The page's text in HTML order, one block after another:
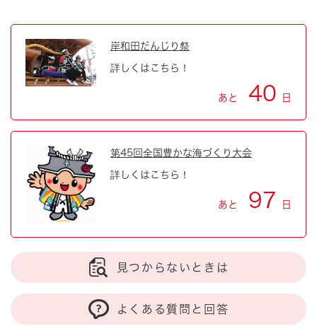
岸和田だんじり祭
詳しくはこちら！
あと 40 日
第45回全国豊かな海づくり大会
詳しくはこちら！
あと 97 日
見つからないときは
よくある質問と回答